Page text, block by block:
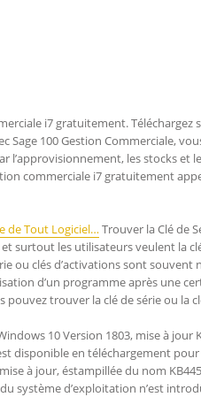
i7 gratuitement.
Sage 100 Gestion Commerciale,
l’approvisionnement, les stocks et
commerciale i7 gratuitement
de Tout Logiciel…Trouver la Clé de
surtout les utilisateurs veulent la
ou clés d’activations sont
d’un programme après une
trouver la clé de série ou la
10 Version 1803, mise à jour
disponible en téléchargement
à jour, éstampillée du nom
système d’exploitation n’est